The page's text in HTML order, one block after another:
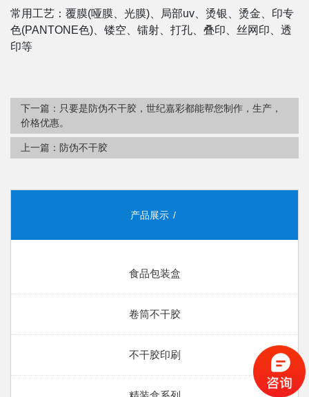
产品展示
食品包装盒
卷筒不干胶
不干胶印刷
常用工艺：覆膜(哑膜、光膜)、局部uv、烫银、烫金、印专
色(PANTONE色)、镂空、镭射、打孔、叠印、丝网印、透
印等
下一篇： 只要是防伪不干胶，世纪嘉彩都能帮您制作，生产，
价格优惠。
上一篇： 防伪不干胶